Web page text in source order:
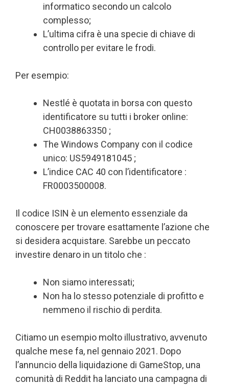
informatico secondo un calcolo
complesso;
L’ultima cifra è una specie di chiave di
controllo per evitare le frodi.
Per esempio:
Nestlé è quotata in borsa con questo
identificatore su tutti i broker online:
CH0038863350 ;
The Windows Company con il codice
unico: US5949181045 ;
L’indice CAC 40 con l’identificatore :
FR0003500008.
Il codice ISIN è un elemento essenziale da
conoscere per trovare esattamente l’azione che
si desidera acquistare. Sarebbe un peccato
investire denaro in un titolo che :
Non siamo interessati;
Non ha lo stesso potenziale di profitto e
nemmeno il rischio di perdita.
Citiamo un esempio molto illustrativo, avvenuto
qualche mese fa, nel gennaio 2021. Dopo
l’annuncio della liquidazione di GameStop, una
comunità di Reddit ha lanciato una campagna di